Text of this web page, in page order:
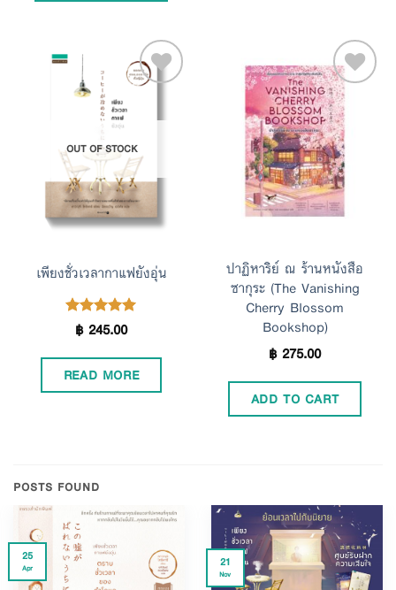
Wishlist
OUT OF STOCK
เพียงชั่วเวลากาแฟยังอุ่น
Rated5.00
฿245.00
READ MORE
Add to
Wishlist
ปาฏิหาริย์ ณ ร้านหนังสือ
ซากุระ (The Vanishing
Cherry Blossom
Bookshop)
฿275.00
ADD TO CART
POSTS FOUND
25
Apr 21
Nov